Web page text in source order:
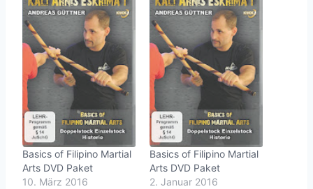
Basics of Filipino Martial
Arts DVD Paket
10. März 2016
Basics of Filipino Martial
Arts DVD Paket
2. Januar 2016